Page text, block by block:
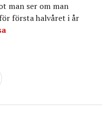
man ser om man
första halvåret i år
SOMMARTRENDER för
SIDOPANEL